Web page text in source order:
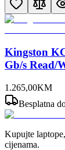
Kingston
Gb/s Read/
1.265,00KM
Besplatna
Kupujte
cijenama.